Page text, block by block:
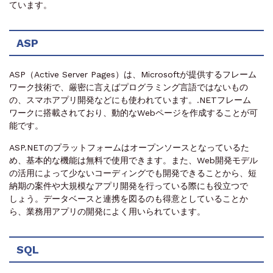
ています。
ASP
ASP（Active Server Pages）は、Microsoftが提供するフレーム
ワーク技術で、厳密に言えばプログラミング言語ではないもの
の、スマホアプリ開発などにも使われています。.NETフレーム
ワークに搭載されており、動的なWebページを作成することが可
能です。
ASP.NETのプラットフォームはオープンソースとなっているた
め、基本的な機能は無料で使用できます。また、Web開発モデル
の活用によって少ないコーディングでも開発できることから、短
納期の案件や大規模なアプリ開発を行っている際にも役立つで
しょう。データベースと連携を図るのも得意としていることか
ら、業務用アプリの開発によく用いられています。
SQL